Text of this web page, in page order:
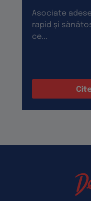
Asociate
rapid și
ce...